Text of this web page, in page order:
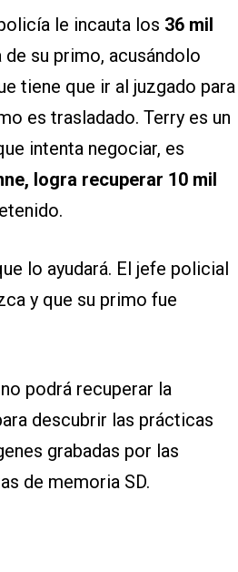
le incauta los 36 mil
su primo, acusándolo
tiene que ir al juzgado para
es trasladado. Terry es un
intenta negociar, es
logra recuperar 10 mil
lo ayudará. El jefe policial
y que su primo fue
podrá recuperar la
descubrir las prácticas
grabadas por las
de memoria SD.